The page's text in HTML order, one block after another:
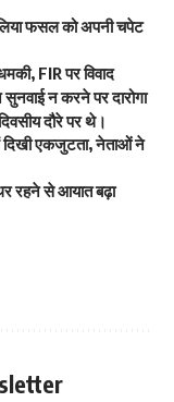
फसल को अपनी चपेट
FIR पर विवाद
न करने पर दारोगा
दौरे पर थे।
दिखी एकजुटता, नेताओं ने
रहने से आयात बढ़ा